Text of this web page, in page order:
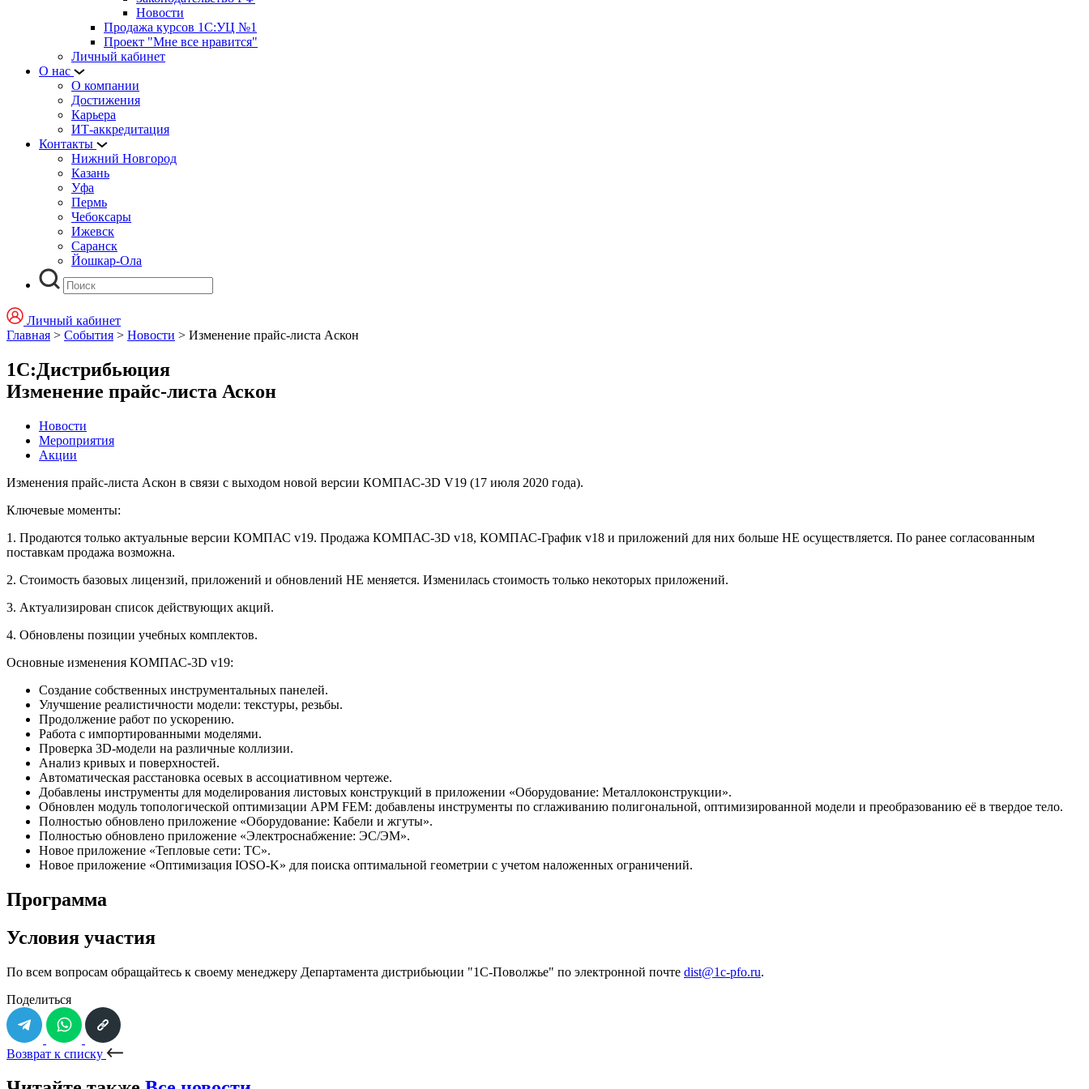
Новости
Продажа курсов 1С:УЦ №1
Проект "Мне все нравится"
Личный кабинет
О нас
О компании
Достижения
Карьера
ИТ-аккредитация
Контакты
Нижний Новгород
Казань
Уфа
Пермь
Чебоксары
Ижевск
Саранск
Йошкар-Ола
Личный кабинет
Главная > События > Новости > Изменение прайс-листа Аскон
1С:Дистрибьюция
Изменение прайс-листа Аскон
Новости
Мероприятия
Акции
Изменения прайс-листа Аскон в связи с выходом новой версии КОМПАС-3D V19 (17 июля 2020 года).
Ключевые моменты:
1. Продаются только актуальные версии КОМПАС v19. Продажа КОМПАС-3D v18, КОМПАС-График v18 и приложений для них больше НЕ осуществляется. По ранее согласованным
поставкам продажа возможна.
2. Стоимость базовых лицензий, приложений и обновлений НЕ меняется. Изменилась стоимость только некоторых приложений.
3. Актуализирован список действующих акций.
4. Обновлены позиции учебных комплектов.
Основные изменения КОМПАС-3D v19:
Создание собственных инструментальных панелей.
Улучшение реалистичности модели: текстуры, резьбы.
Продолжение работ по ускорению.
Работа с импортированными моделями.
Проверка 3D-модели на различные коллизии.
Анализ кривых и поверхностей.
Автоматическая расстановка осевых в ассоциативном чертеже.
Добавлены инструменты для моделирования листовых конструкций в приложении «Оборудование: Металлоконструкции».
Обновлен модуль топологической оптимизации APM FEM: добавлены инструменты по сглаживанию полигональной, оптимизированной модели и преобразованию её в твердое тело.
Полностью обновлено приложение «Оборудование: Кабели и жгуты».
Полностью обновлено приложение «Электроснабжение: ЭС/ЭМ».
Новое приложение «Тепловые сети: ТС».
Новое приложение «Оптимизация IOSO-K» для поиска оптимальной геометрии с учетом наложенных ограничений.
Программа
Условия участия
По всем вопросам обращайтесь к своему менеджеру Департамента дистрибьюции "1С-Поволжье" по электронной почте dist@1c-pfo.ru.
Поделиться
Возврат к списку